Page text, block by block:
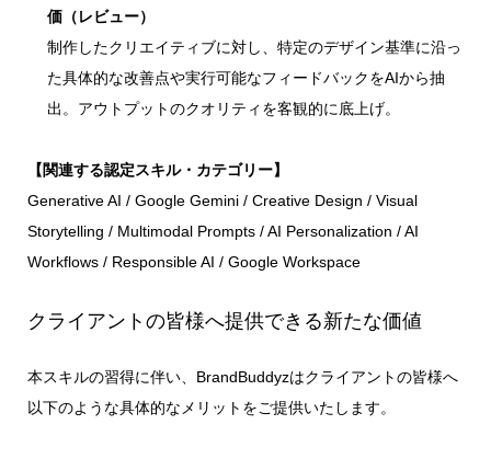
価（レビュー）
制作したクリエイティブに対し、特定のデザイン基準に沿っ
た具体的な改善点や実行可能なフィードバックをAIから抽
出。アウトプットのクオリティを客観的に底上げ。
【関連する認定スキル・カテゴリー】
Generative AI / Google Gemini / Creative Design / Visual
Storytelling / Multimodal Prompts / AI Personalization / AI
Workflows / Responsible AI / Google Workspace
クライアントの皆様へ提供できる新たな価値
本スキルの習得に伴い、BrandBuddyzはクライアントの皆様へ
以下のような具体的なメリットをご提供いたします。